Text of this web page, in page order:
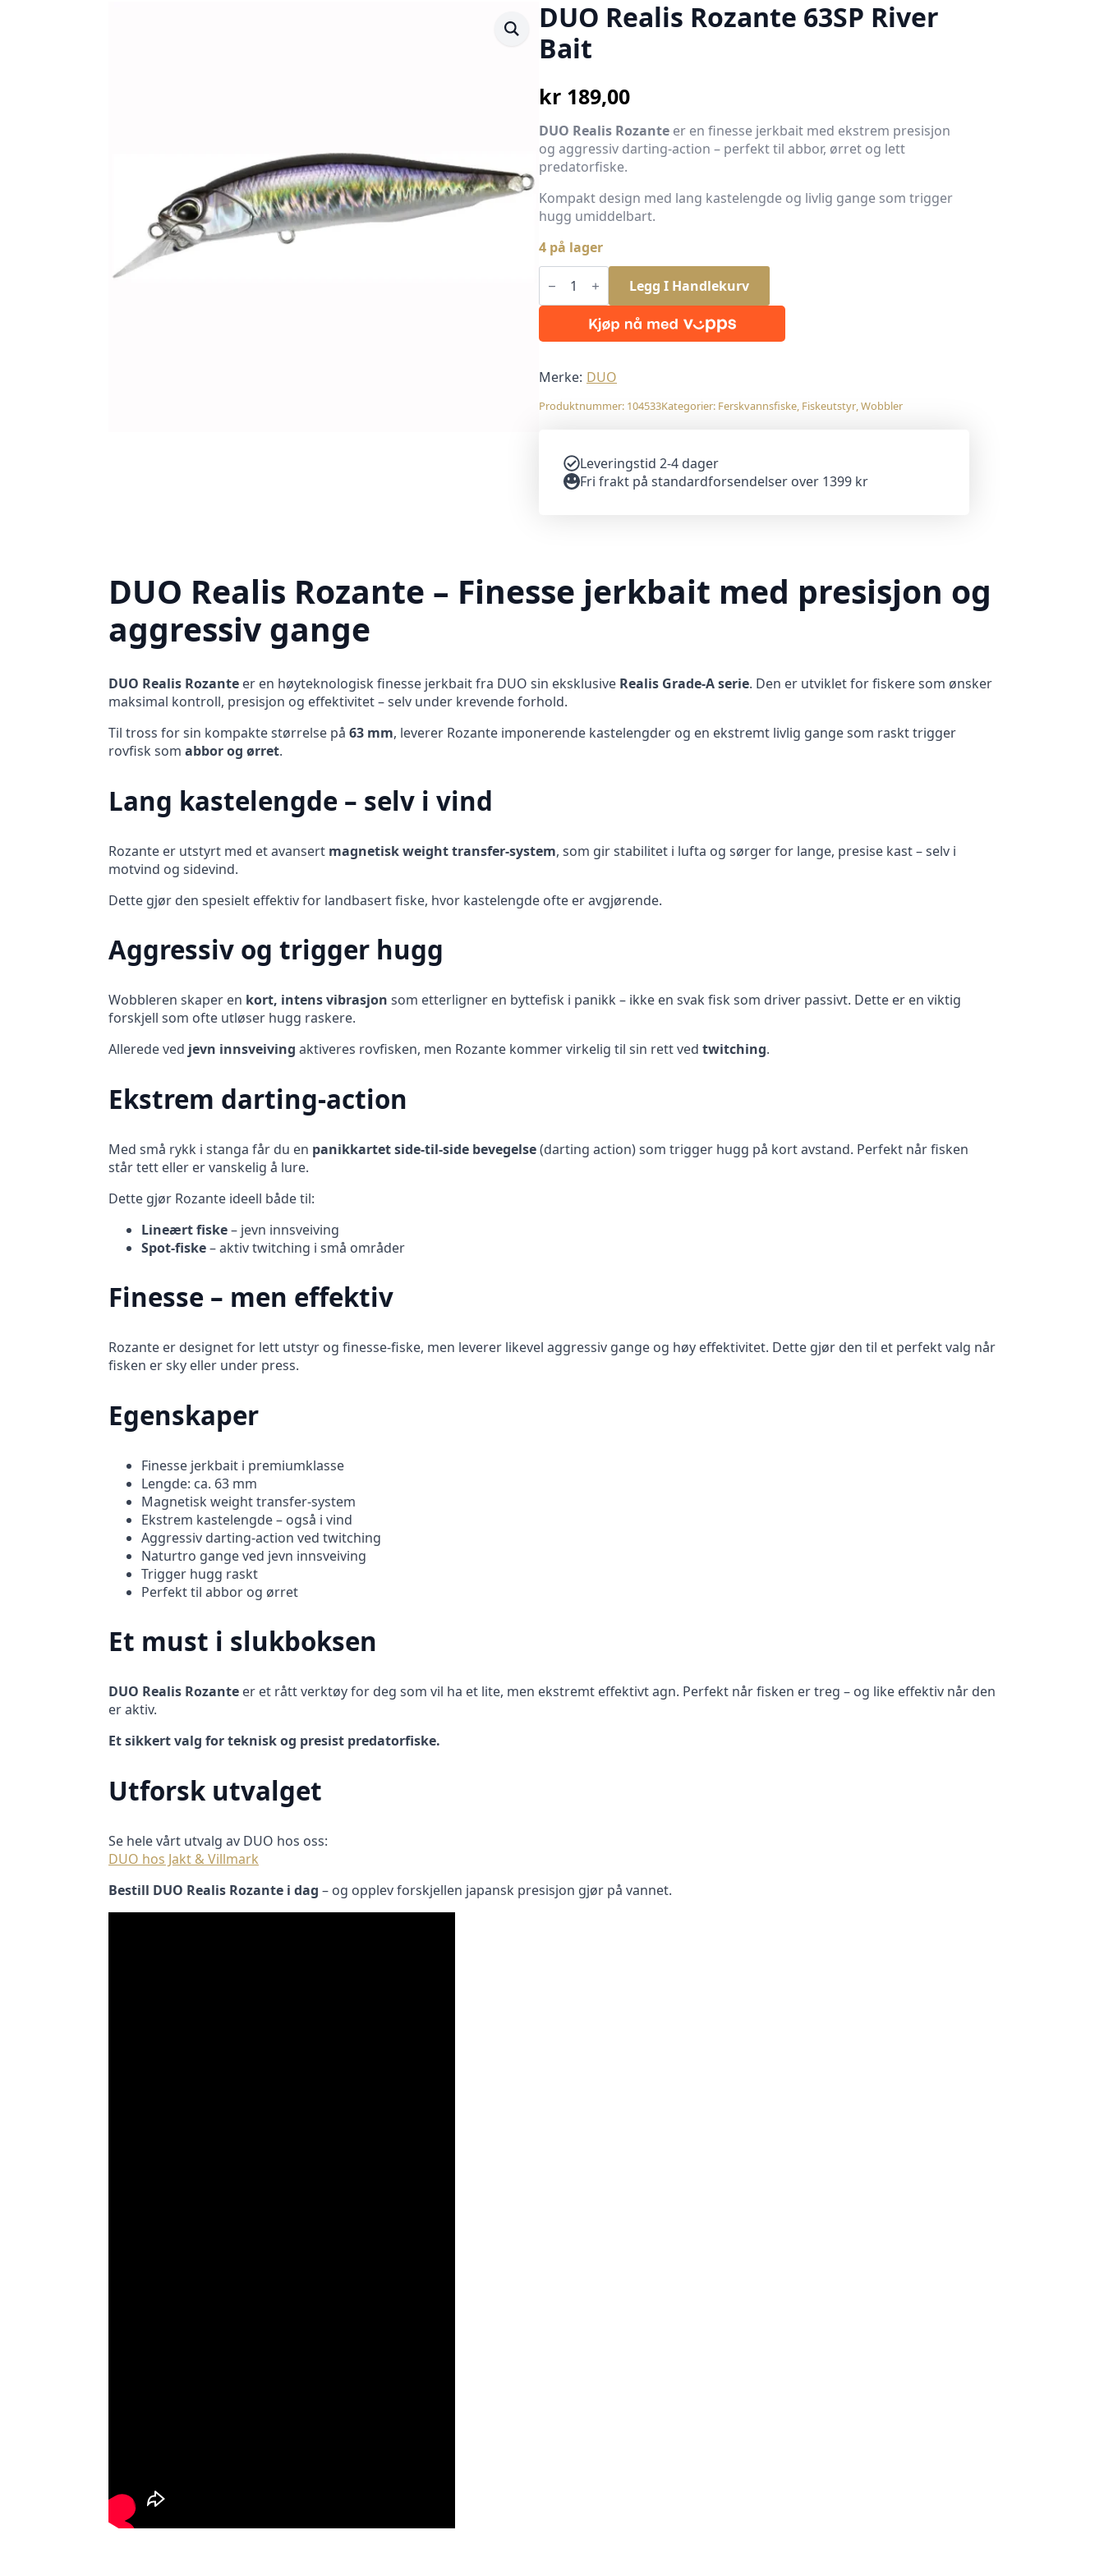
DUO Realis Rozante 63SP River
Bait
kr 189,00
DUO Realis Rozante er en finesse jerkbait med ekstrem presisjon
og aggressiv darting-action – perfekt til abbor, ørret og lett
predatorfiske.
Kompakt design med lang kastelengde og livlig gange som trigger
hugg umiddelbart.
4 på lager
DUO
Realis
63SP
Bait
Legg I Handlekurv
Merke: DUO
Produktnummer: 104533Kategorier: Ferskvannsfiske, Fiskeutstyr,Wobbler
Leveringstid 2-4 dager
Fri frakt på standardforsendelser over 1399 kr
DUO Realis Rozante – Finesse jerkbait med presisjon og
aggressiv gange
DUO Realis Rozante er en høyteknologisk finesse jerkbait fra DUO sin eksklusive Realis Grade-A serie. Den er utviklet for fiskere som ønsker
maksimal kontroll, presisjon og effektivitet – selv under krevende forhold.
Til tross for sin kompakte størrelse på 63 mm, leverer Rozante imponerende kastelengder og en ekstremt livlig gange som raskt trigger
rovfisk som abbor og ørret.
Lang kastelengde – selv i vind
Rozante er utstyrt med et avansert magnetisk weight transfer-system, som gir stabilitet i lufta og sørger for lange, presise kast – selv i
motvind og sidevind.
Dette gjør den spesielt effektiv for landbasert fiske, hvor kastelengde ofte er avgjørende.
Aggressiv og trigger hugg
Wobbleren skaper en kort, intens vibrasjon som etterligner en byttefisk i panikk – ikke en svak fisk som driver passivt. Dette er en viktig
forskjell som ofte utløser hugg raskere.
Allerede ved jevn innsveiving aktiveres rovfisken, men Rozante kommer virkelig til sin rett ved twitching.
Ekstrem darting-action
Med små rykk i stanga får du en panikkartet side-til-side bevegelse(darting action) som trigger hugg på kort avstand. Perfekt når fisken
står tett eller er vanskelig å lure.
Dette gjør Rozante ideell både til:
Lineært fiske– jevn innsveiving
Spot-fiske– aktiv twitching i små områder
Finesse – men effektiv
Rozante er designet for lett utstyr og finesse-fiske, men leverer likevel aggressiv gange og høy effektivitet. Dette gjør den til et perfekt valg når
fisken er sky eller under press.
Egenskaper
Finesse jerkbait i premiumklasse
Lengde: ca. 63 mm
Magnetisk weight transfer-system
Ekstrem kastelengde – også i vind
Aggressiv darting-action ved twitching
Naturtro gange ved jevn innsveiving
Trigger hugg raskt
Perfekt til abbor og ørret
Et must i slukboksen
DUO Realis Rozante er et rått verktøy for deg som vil ha et lite, men ekstremt effektivt agn. Perfekt når fisken er treg – og like effektiv når den
er aktiv.
Et sikkert valg for teknisk og presist predatorfiske.
Utforsk utvalget
Se hele vårt utvalg av DUO hos oss:
DUO hos Jakt & Villmark
Bestill DUO Realis Rozante i dag – og opplev forskjellen japansk presisjon gjør på vannet.